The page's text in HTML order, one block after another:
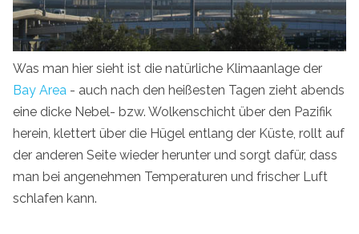
Was man hier sieht ist die natürliche Klimaanlage der
Bay Area - auch nach den heißesten Tagen zieht abends
eine dicke Nebel- bzw. Wolkenschicht über den Pazifik
herein, klettert über die Hügel entlang der Küste, rollt auf
der anderen Seite wieder herunter und sorgt dafür, dass
man bei angenehmen Temperaturen und frischer Luft
schlafen kann.